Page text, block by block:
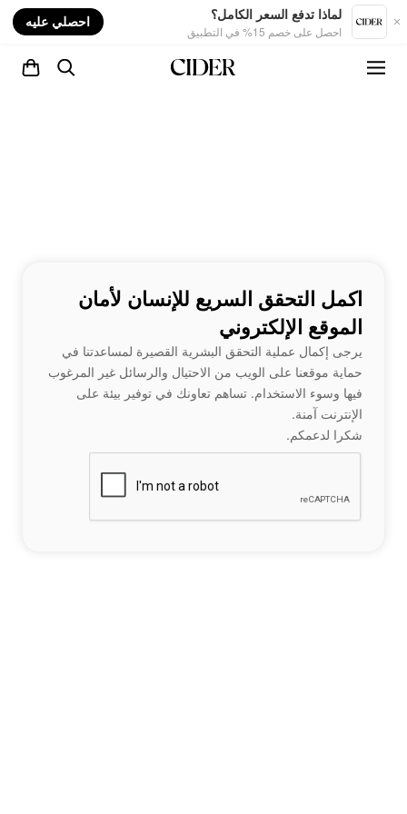
لماذا تدفع السعر الكامل؟
احصل على خصم 15% في التطبيق
احصلي عليه
اكمل التحقق السريع للإنسان لأمان
الموقع الإلكتروني
يرجى إكمال عملية التحقق البشرية القصيرة لمساعدتنا في
حماية موقعنا على الويب من الاحتيال والرسائل غير المرغوب
فيها وسوء الاستخدام. تساهم تعاونك في توفير بيئة على
الإنترنت آمنة.
شكرا لدعمكم.